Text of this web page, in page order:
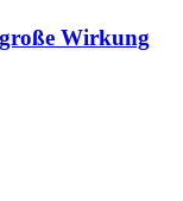
Wirkung